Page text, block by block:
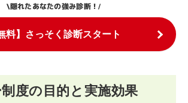
\隠れたあなたの強み診断！/
料】さっそく診断スタート
度の目的と実施効果